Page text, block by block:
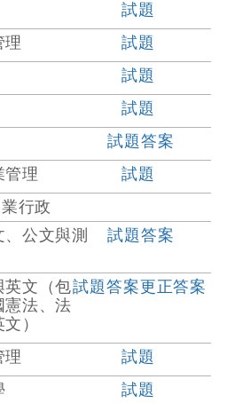
試題
理
試題
試題
試題
試題答案
管理
試題
行政
、公文與測
試題答案
英文（包
憲法、法
）
試題答案更正答案
理
試題
試題